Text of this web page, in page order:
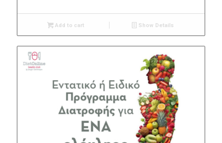
Add to cart Show Details